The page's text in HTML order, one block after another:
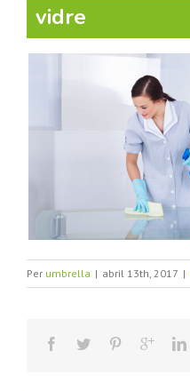
vidre
Per umbrella | abril 13th, 2017 |